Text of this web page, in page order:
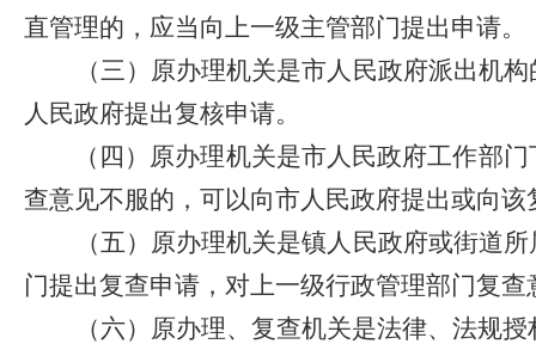
直管理的，应当向上一级主管部门提出申请。
（三）原办理机关是市人民政府派出机
人民政府提出复核申请。
（四）原办理机关是市人民政府工作部
查意见不服的，可以向市人民政府提出或向
（五）原办理机关是镇人民政府或街道所
门提出复查申请，对上一级行政管理部门复
（六） 原办理、复查机关是法律、法规